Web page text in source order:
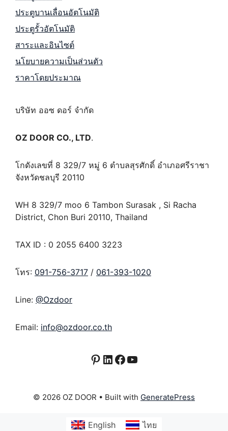
ประตูบานเลื่อนอัตโนมัติ
ประตูรั้วอัตโนมัติ
สาระและอินไซต์
นโยบายความเป็นส่วนตัว
ราคาโดยประมาณ
บริษัท ออซ ดอร์ จำกัด
OZ DOOR CO., LTD.
โกดังเลขที่ 8 329/7 หมู่ 6 ตำบลสุรศักดิ์ อำเภอศรีราชา
จังหวัดชลบุรี 20110
WH 8 329/7 moo 6 Tambon Surasak , Si Racha
District, Chon Buri 20110, Thailand
TAX ID : 0 2055 6400 3223
โทร: 091-756-3717 / 061-393-1020
Line: @Ozdoor
Email: info@ozdoor.co.th
Pinterest
LinkedIn
Facebook
YouTube
© 2026 OZ DOOR • Built with GeneratePress
English ไทย